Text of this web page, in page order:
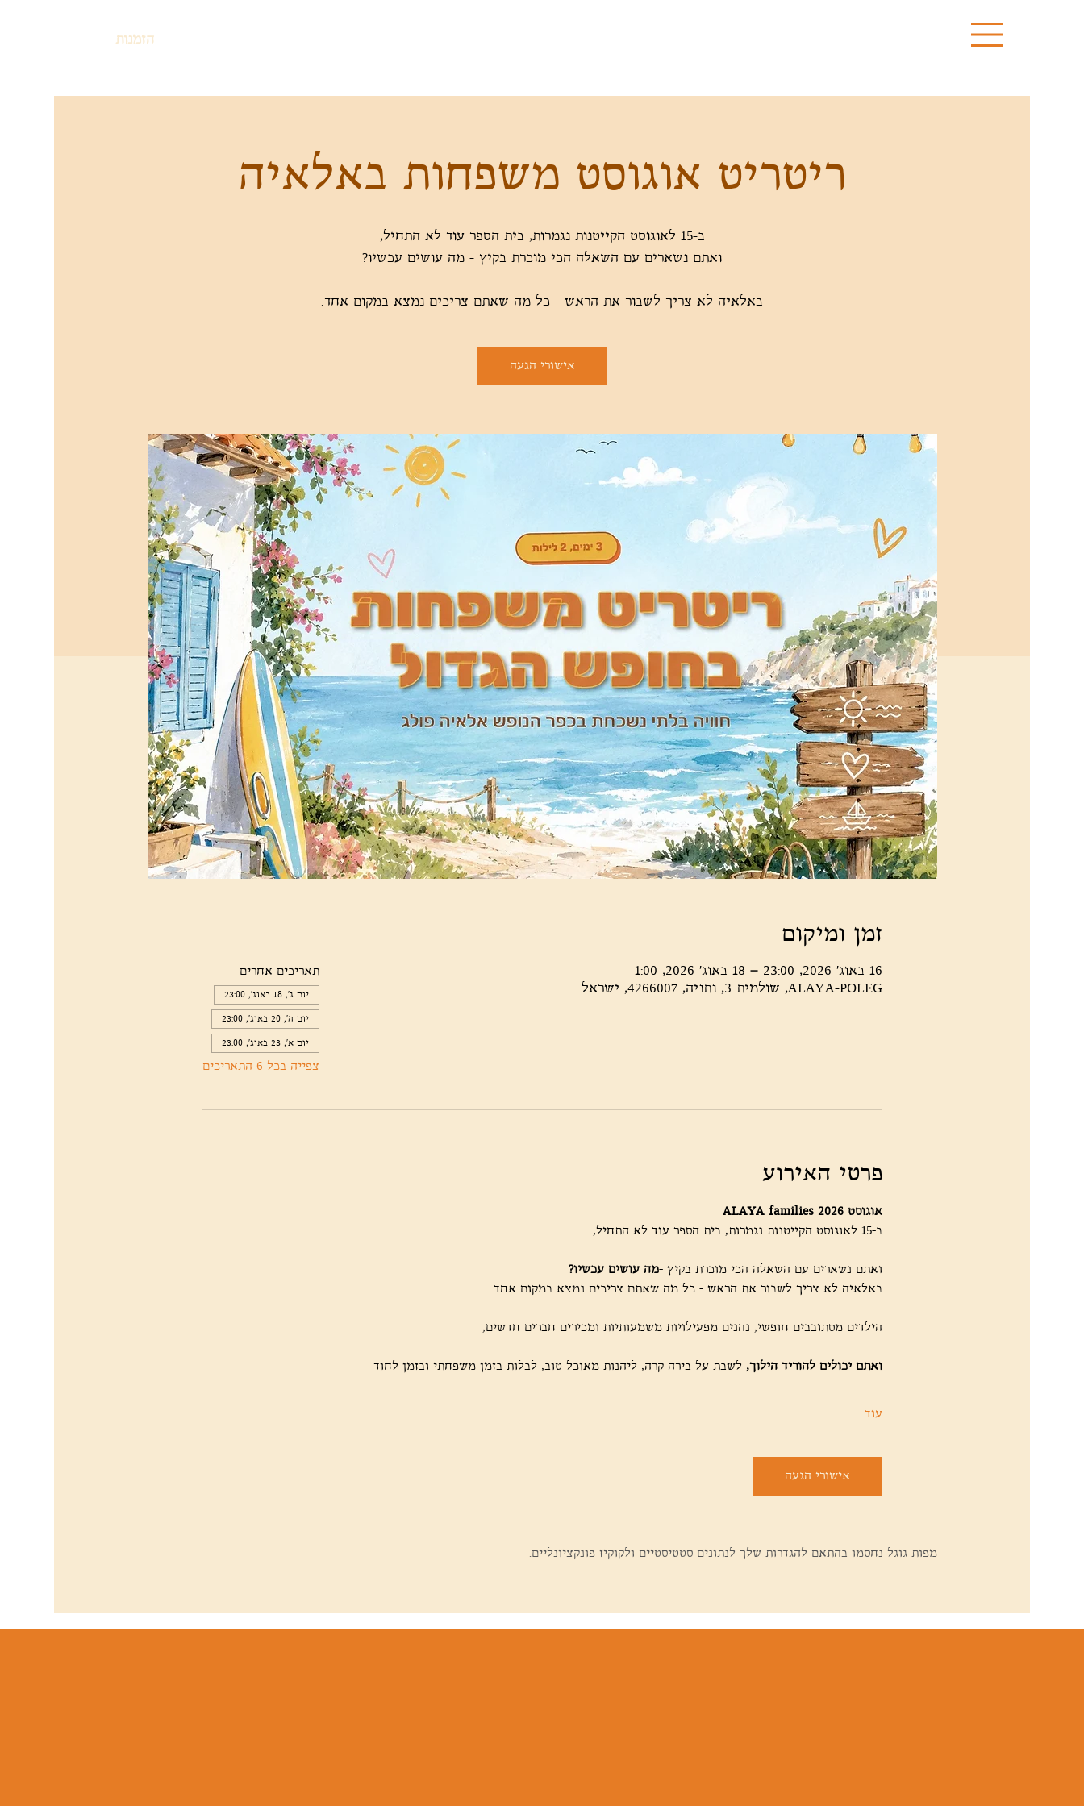
הזמנות
ריטריט אוגוסט משפחות באלאיה
באלאיה לא צריך לשבור את הראש - כל מה שאתם צריכים נמצא במקום אחד.
אישורי הגעה
זמן ומיקום
16 באוג׳ 2026, 23:00 – 18 באוג׳ 2026, 1:00
ALAYA-POLEG, שולמית 3, נתניה, 4266007, ישראל
תאריכים אחרים
יום ג׳, 18 באוג׳, 23:00
יום ה׳, 20 באוג׳, 23:00
יום א׳, 23 באוג׳, 23:00
צפייה בכל 6 התאריכים
פרטי האירוע
ALAYA families אוגוסט 2026
ב-15 לאוגוסט הקייטנות נגמרות, בית הספר עוד לא התחיל,
ואתם נשארים עם השאלה הכי מוכרת בקיץ -מה עושים עכשיו?
באלאיה לא צריך לשבור את הראש - כל מה שאתם צריכים נמצא במקום אחד.
הילדים מסתובבים חופשי, נהנים מפעילויות משמעותיות ומכירים חברים חדשים,
ואתם יכולים להוריד הילוך, לשבת על בירה קרה, ליהנות מאוכל טוב, לבלות בזמן משפחתי ובזמן לחוד
עוד
אישורי הגעה
מפות גוגל נחסמו בהתאם להגדרות שלך לנתונים סטטיסטיים ולקוקיז פונקציונליים.